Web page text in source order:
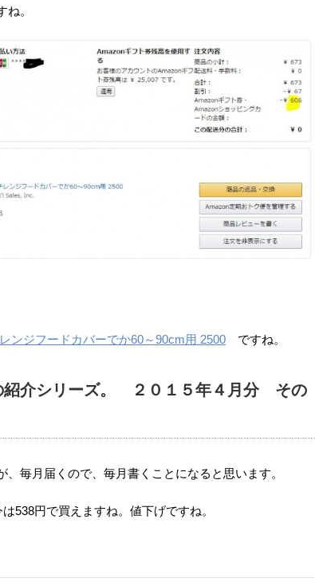
。
ンジフードカバーでか60～90cm用 2500 ですね。
紹介シリーズ。 ２０１５年４月分 その
、毎月届くので、毎月書くことになると思います。
538円で買えますね。値下げですね。